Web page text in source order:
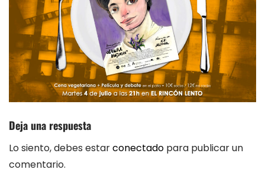
Deja una respuesta
Lo siento, debes estarconectado para publicar un
comentario.